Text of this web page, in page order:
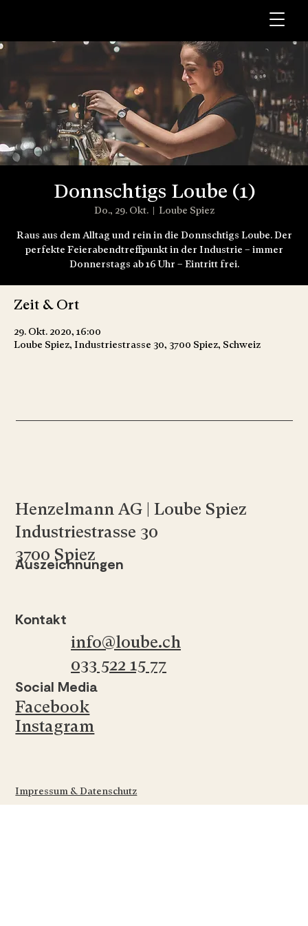
Donnschtigs Loube (1)
Do., 29. Okt.
  |
Loube Spiez
Raus aus dem Alltag und rein in die Donnschtigs Loube. Der
perfekte Feierabendtreffpunkt in der Industrie – immer
Donnerstags ab 16 Uhr – Eintritt frei.
Zeit & Ort
29. Okt. 2020, 16:00
Loube Spiez, Industriestrasse 30, 3700 Spiez, Schweiz
Impressum & Datenschutz
info@loube.ch
033 522 15 77
Kontakt
Facebook
Instagram
Social Media
Auszeichnungen
Henzelmann AG | Loube Spiez
Industriestrasse 30
3700 Spiez